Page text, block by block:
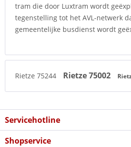
tram die door Luxtram wordt
tegenstelling tot het AVL-netwerk
gemeentelijke busdienst wordt
Rietze 75244 Rietze 75002
Servicehotline
Shopservice